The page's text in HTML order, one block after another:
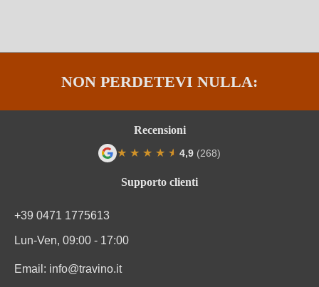
NON PERDETEVI NULLA:
Supporto clienti
+39 0471 1775613
Lun-Ven, 09:00 - 17:00
Email: info@travino.it
Recensioni
★ ★ ★ ★ ★
★ 4,9 (268)